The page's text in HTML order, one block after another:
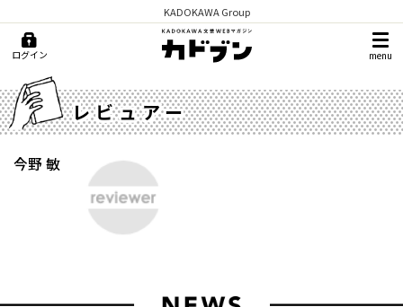
KADOKAWA Group
ログイン menu
レビュアー
今野 敏